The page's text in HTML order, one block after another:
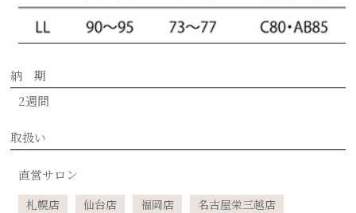
納 期
2週間
取扱い
直営サロン
札幌店 仙台店 福岡店 名古屋栄三越店